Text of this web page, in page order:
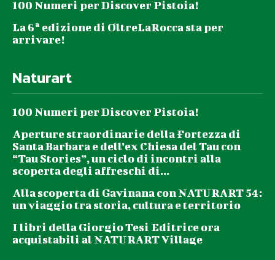
100 Numeri per Discover Pistoia!
La 6ª edizione di OltreLaRocca sta per
arrivare!
Naturart
100 Numeri per Discover Pistoia!
Aperture straordinarie della Fortezza di
Santa Barbara e dell’ex Chiesa del Tau con
“Tau Stories”, un ciclo di incontri alla
scoperta degli affreschi di...
Alla scoperta di Gavinana con NATURART 54:
un viaggio tra storia, cultura e territorio
I libri della Giorgio Tesi Editrice ora
acquistabili al NATURART Village